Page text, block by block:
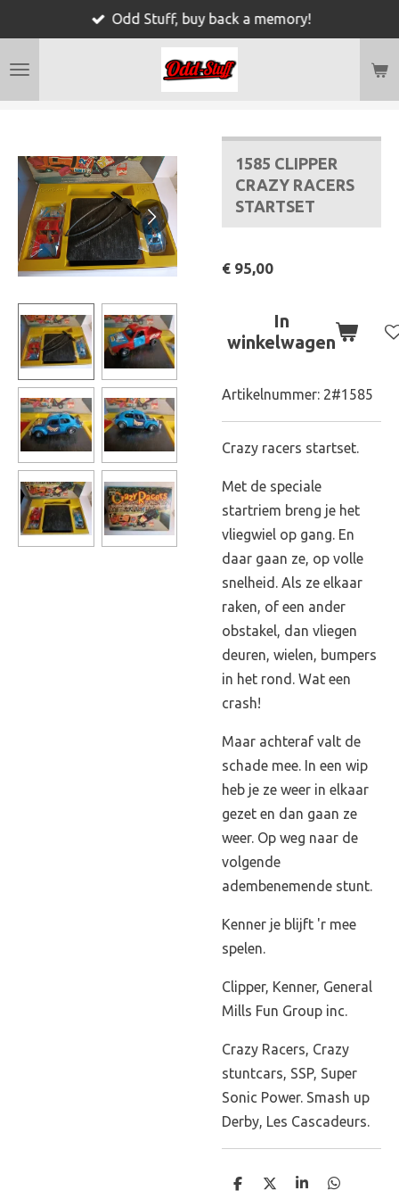
naar
Odd Stuff, buy back a memory!
1585 CLIPPER
CRAZY RACERS
STARTSET
€ 95,00
In
winkelwagen
Artikelnummer: 2#1585
Crazy racers startset.
Met de speciale
startriem breng je het
vliegwiel op gang. En
daar gaan ze, op volle
snelheid. Als ze elkaar
raken, of een ander
obstakel, dan vliegen
deuren, wielen, bumpers
in het rond. Wat een
crash!
Maar achteraf valt de
schade mee. In een wip
heb je ze weer in elkaar
gezet en dan gaan ze
weer. Op weg naar de
volgende
adembenemende stunt.
Kenner je blijft 'r mee
spelen.
Clipper, Kenner, General
Mills Fun Group inc.
Crazy Racers, Crazy
stuntcars, SSP, Super
Sonic Power. Smash up
Derby, Les Cascadeurs.
D
D
S
D